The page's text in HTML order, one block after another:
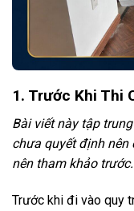
1. Trước Khi Thi
Bài viết này tập
chưa quyết định nên
nên tham khảo trước.
Trước khi đi vào quy